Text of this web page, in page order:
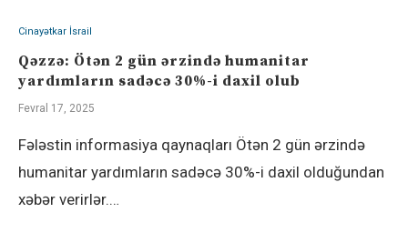
Cinayətkar İsrail
Qəzzə: Ötən 2 gün ərzində humanitar
yardımların sadəcə 30%-i daxil olub
Fevral 17, 2025
Fələstin informasiya qaynaqları Ötən 2 gün ərzində
humanitar yardımların sadəcə 30%-i daxil olduğundan
xəbər verirlər.…